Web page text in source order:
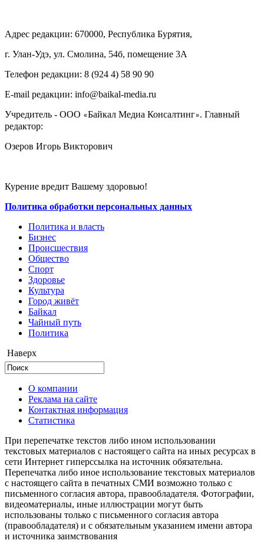
Адрес редакции: 670000, Республика Бурятия,
г. Улан-Удэ, ул. Смолина, 54б, помещение 3А
Телефон редакции: ‎‎8 (924 4) 58 90 90
E-mail редакции: info@baikal-media.ru
Учредитель - ООО «Байкал Медиа Консалтинг». Главный
редактор:
Озеров Игорь Викторович
Курение вредит Вашему здоровью!
Политика обработки персональных данных
Политика и власть
Бизнес
Происшествия
Общество
Cпорт
Здоровье
Культура
Город живёт
Байкал
Чайный путь
Политика
Наверх
О компании
Реклама на сайте
Контактная информация
Статистика
При перепечатке текстов либо ином использовании
текстовых материалов с настоящего сайта на иных ресурсах в
сети Интернет гиперссылка на источник обязательна.
Перепечатка либо иное использование текстовых материалов
с настоящего сайта в печатных СМИ возможно только с
письменного согласия автора, правообладателя. Фотографии,
видеоматериалы, иные иллюстрации могут быть
использованы только с письменного согласия автора
(правообладателя) и с обязательным указанием имени автора
и источника заимствования